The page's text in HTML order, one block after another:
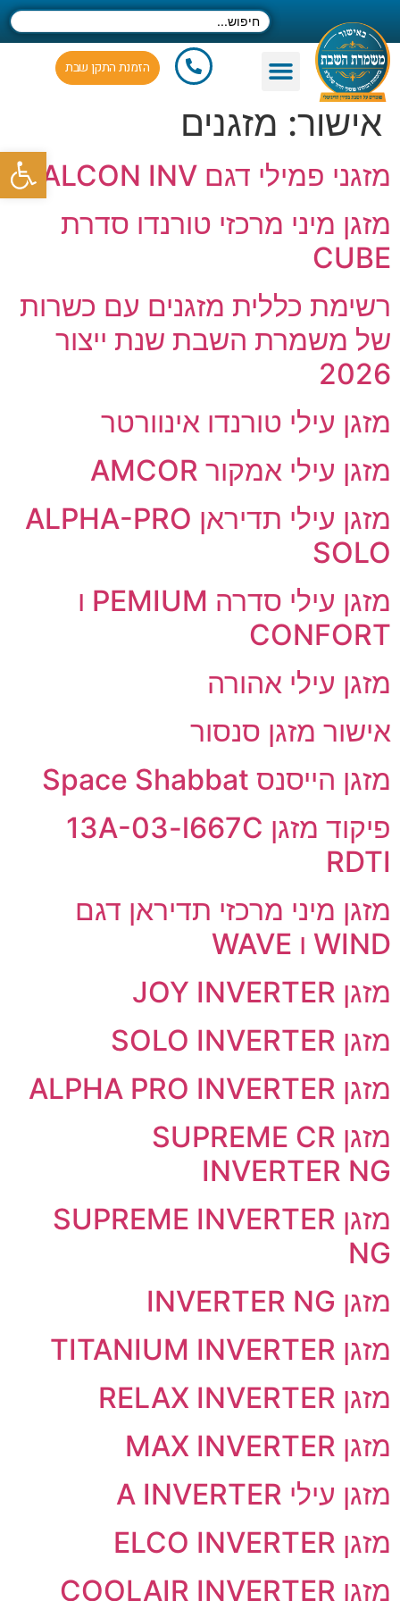
הזמנת התקן שבת
אישור: מזגנים
מזגני פמילי דגם FALCON INV
מזגן מיני מרכזי טורנדו סדרת
CUBE
רשימת כללית מזגנים עם כשרות
של משמרת השבת שנת ייצור
2026
מזגן עילי טורנדו אינוורטר
מזגן עילי אמקור AMCOR
מזגן עילי תדיראן ALPHA-PRO
SOLO
מזגן עילי סדרה PEMIUM ו
CONFORT
מזגן עילי אהורה
אישור מזגן סנסור
מזגן הייסנס Space Shabbat
פיקוד מזגן 13A-03-l667C
RDTI
מזגן מיני מרכזי תדיראן דגם
WIND ו WAVE
מזגן JOY INVERTER
מזגן SOLO INVERTER
מזגן ALPHA PRO INVERTER
מזגן SUPREME CR
INVERTER NG
מזגן SUPREME INVERTER
NG
מזגן INVERTER NG
מזגן TITANIUM INVERTER
מזגן RELAX INVERTER
מזגן MAX INVERTER
מזגן עילי A INVERTER
מזגן ELCO INVERTER
מזגן COOLAIR INVERTER
פתח